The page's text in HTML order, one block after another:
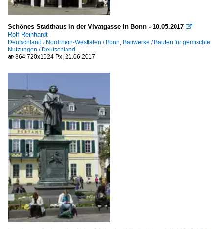
Schönes Stadthaus in der Vivatgasse in Bonn - 10.05.2017 
Rolf Reinhardt
Deutschland / Nordrhein-Westfalen / Bonn, Bauwerke / Bauten für gemischte
Nutzungen / Deutschland
 364 720x1024 Px, 21.06.2017